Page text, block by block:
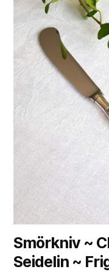
Smörkniv ~
Seidelin ~